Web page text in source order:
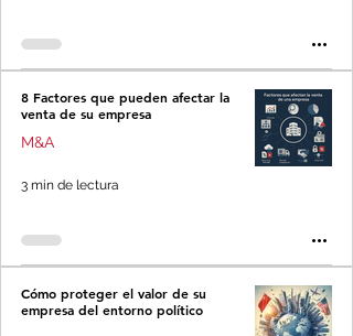
8 Factores que pueden afectar la
venta de su empresa
M&A
3 min de lectura
Cómo proteger el valor de su
empresa del entorno político